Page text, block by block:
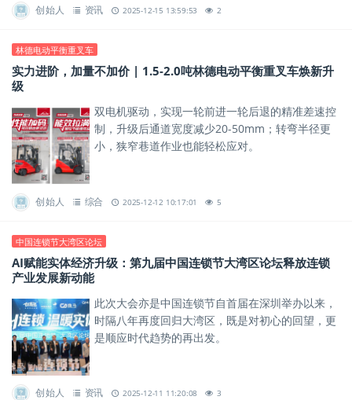
创始人 资讯 2025-12-15 13:59:53 2
林德电动平衡重叉车
实力进阶，加量不加价 | 1.5-2.0吨林德电动平衡重叉车焕新升
级
双电机驱动，实现一轮前进一轮后退的精准差速控
制，升级后通道宽度减少20-50mm；转弯半径更
小，狭窄巷道作业也能轻松应对。
创始人 综合 2025-12-12 10:17:01 5
中国连锁节大湾区论坛
AI赋能实体经济升级：第九届中国连锁节大湾区论坛释放连锁
产业发展新动能
此次大会亦是中国连锁节自首届在深圳举办以来，
时隔八年再度回归大湾区，既是对初心的回望，更
是顺应时代趋势的再出发。
创始人 资讯 2025-12-11 11:20:08 3